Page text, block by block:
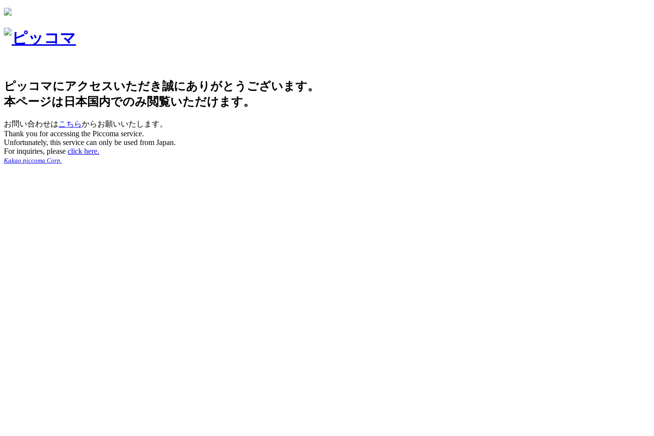
ピッコマにアクセスいただき誠にありがとうございます。
本ページは日本国内でのみ閲覧いただけます。
お問い合わせはこちらからお願いいたします。
Thank you for accessing the Piccoma service.
Unfortunately, this service can only be used from Japan.
For inquiries, please click here.
Kakao piccoma Corp.